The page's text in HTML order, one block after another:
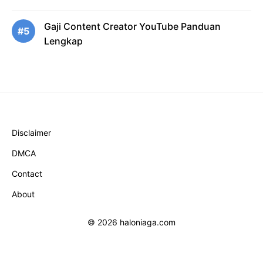
#5
Gaji Content Creator YouTube Panduan
Lengkap
Disclaimer
DMCA
Contact
About
© 2026 haloniaga.com